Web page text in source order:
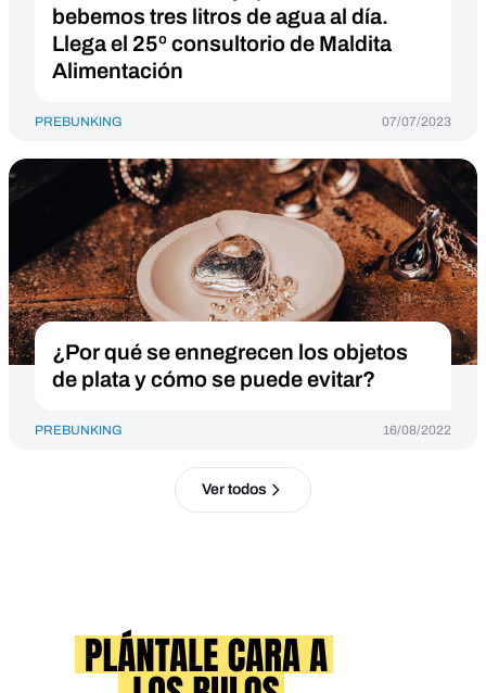
bebemos tres litros de agua al día.
Llega el 25º consultorio de Maldita
Alimentación
PREBUNKING 07/07/2023
¿Por qué se ennegrecen los objetos
de plata y cómo se puede evitar?
PREBUNKING 16/08/2022
Ver todos